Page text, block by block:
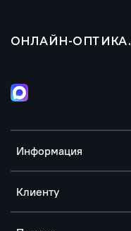
Информация
Клиенту
ОНЛАЙН-